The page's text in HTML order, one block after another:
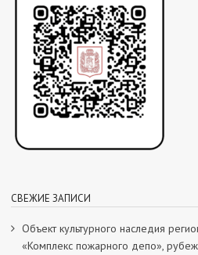
СВЕЖИЕ ЗАПИСИ
Объект культурного наследия
«Комплекс пожарного депо», рубеж